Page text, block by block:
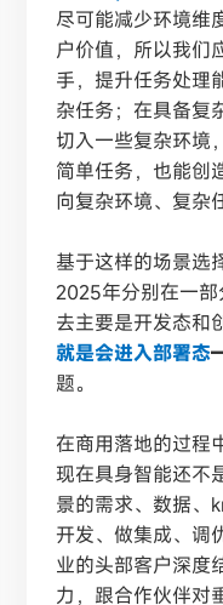
尽可能减少环境维
户价值，所以我们
手，提升任务处理
杂任务；在具备复
切入一些复杂环境
简单任务，也能创
向复杂环境、复杂
基于这样的场景选
2025年分别在一
去主要是开发态和
就是会进入部署态
题。
在商用落地的过程
现在具身智能还不
景的需求、数据、
开发、做集成、调
业的头部客户深度
力，跟合作伙伴对